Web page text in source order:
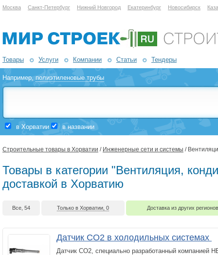
Москва Санкт-Петербург Нижний Новгород Екатеринбург Новосибирск
Товары Услуги Компании Статьи Тендеры
Например,полиэтиленовые трубы
в Хорватии в названии
Строительные товары в Хорватии / Инженерные сети и системы /
Товары в категории "Вентиляция,
доставкой в Хорватию
Все, 54 Только в Хорватии, 0 Доставка из других
Датчик CO2 в холодильных системах
Датчик CO2, специально разработанный компанией